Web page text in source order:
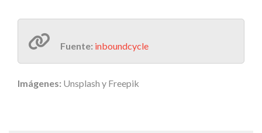
Fuente: inboundcycle
Imágenes: Unsplash y Freepik